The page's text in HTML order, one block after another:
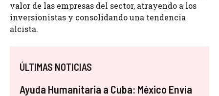
valor de las empresas del sector, atrayendo a los
inversionistas y consolidando una tendencia
alcista.
ÚLTIMAS NOTICIAS
Ayuda Humanitaria a Cuba: México Envía